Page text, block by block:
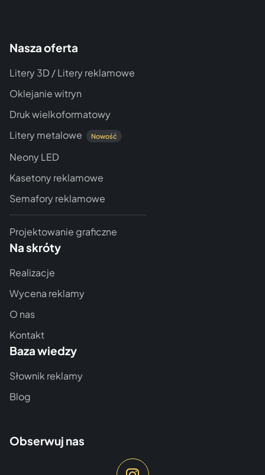
Nasza oferta
Litery 3D / Litery reklamowe
Oklejanie witryn
Druk wielkoformatowy
Litery metalowe
Nowość
Neony LED
Kasetony reklamowe
Semafory reklamowe
Projektowanie graficzne
Na skróty
Realizacje
Wycena reklamy
O nas
Kontakt
Baza wiedzy
Słownik reklamy
Blog
Obserwuj nas